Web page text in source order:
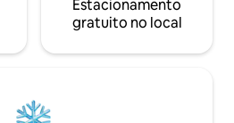
Estacionamento
gratuito no local